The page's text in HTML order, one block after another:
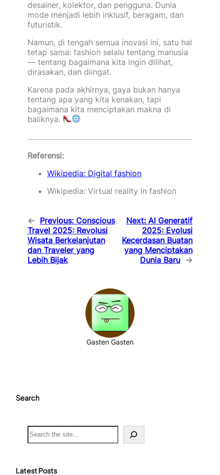
desainer, kolektor, dan pengguna. Dunia
mode menjadi lebih inklusif, beragam, dan
futuristik.
Namun, di tengah semua inovasi ini, satu hal
tetap sama: fashion selalu tentang manusia
— tentang bagaimana kita ingin dilihat,
dirasakan, dan diingat.
Karena pada akhirnya, gaya bukan hanya
tentang apa yang kita kenakan, tapi
bagaimana kita menciptakan makna di
baliknya.
Referensi:
Wikipedia: Digital fashion
Wikipedia: Virtual reality in fashion
← Previous: Conscious
Travel 2025: Revolusi
Wisata Berkelanjutan
dan Traveler yang
Lebih Bijak
Next: AI Generatif
2025: Evolusi
Kecerdasan Buatan
yang Menciptakan
Dunia Baru →
Gasten Gasten
Search
S
e
c
Latest Posts